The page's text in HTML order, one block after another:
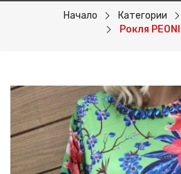
ВАШАТА КОЛИЧКА Е
ПОРЪЧАЙ
Начало Категории
Рокля